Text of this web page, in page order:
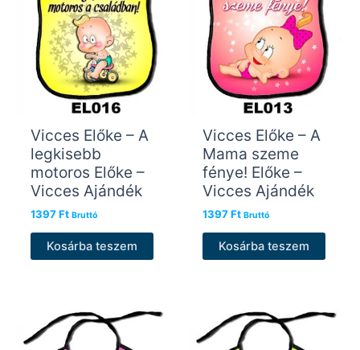
Vicces Előke – A
legkisebb
motoros Előke –
Vicces Ajándék
1397Ft Bruttó
Kosárba teszem
Vicces Előke – A
Mama szeme
fénye! Előke –
Vicces Ajándék
1397Ft Bruttó
Kosárba teszem